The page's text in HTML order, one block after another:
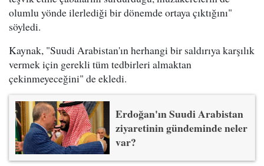
olumlu yönde ilerlediği bir dönemde ortaya çıktığını"
söyledi.
Kaynak, "Suudi Arabistan'ın herhangi bir saldırıya karşılık
vermek için gerekli tüm tedbirleri almaktan
çekinmeyeceğini" de ekledi.
Erdoğan'ın Suudi Arabistan
ziyaretinin gündeminde neler
var?